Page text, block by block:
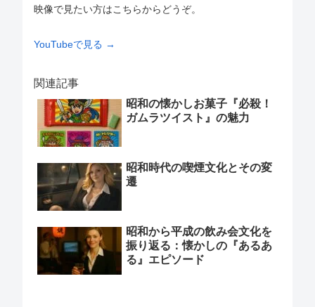
映像で見たい方はこちらからどうぞ。
YouTubeで見る →
関連記事
昭和の懐かしお菓子『必殺！
ガムラツイスト』の魅力
昭和時代の喫煙文化とその変
遷
昭和から平成の飲み会文化を
振り返る：懐かしの『あるあ
る』エピソード